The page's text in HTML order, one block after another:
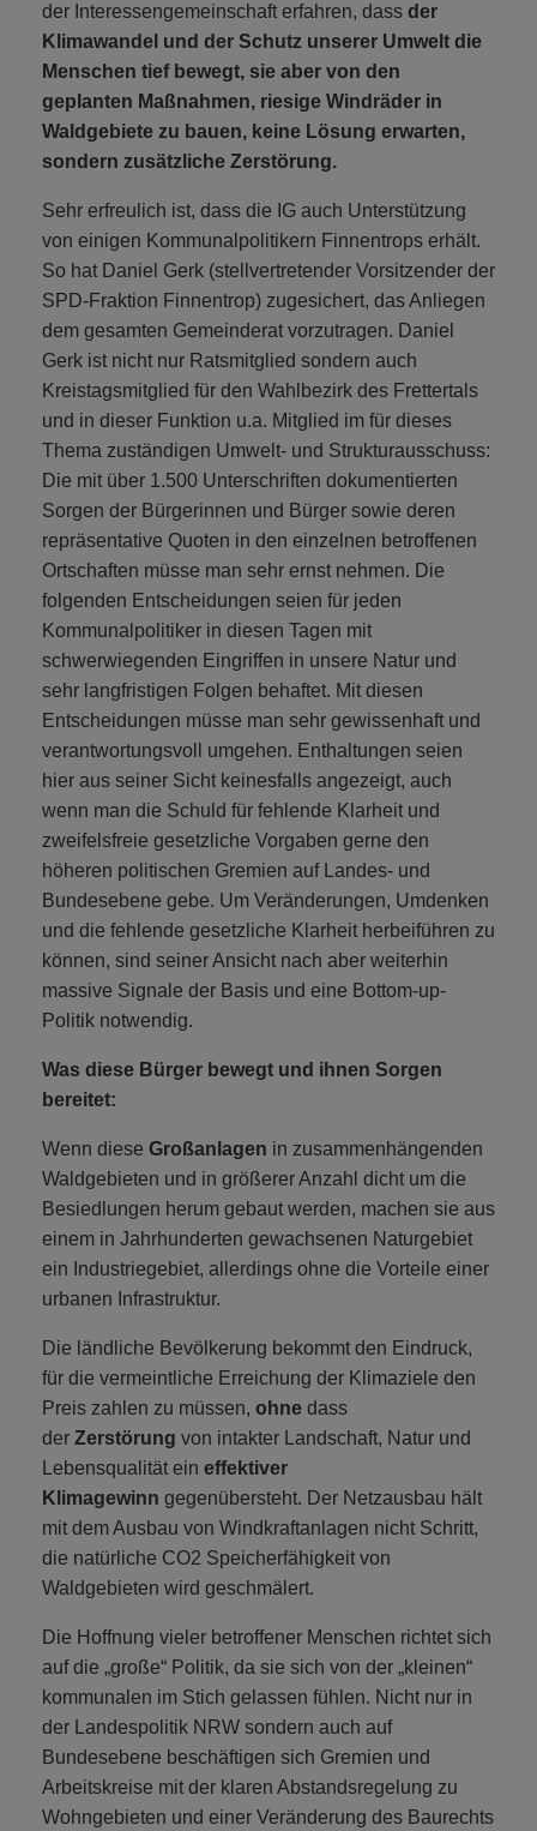
der Interessengemeinschaft erfahren, dass der
Klimawandel und der Schutz unserer Umwelt die
Menschen tief bewegt, sie aber von den
geplanten Maßnahmen, riesige Windräder in
Waldgebiete zu bauen, keine Lösung erwarten,
sondern zusätzliche Zerstörung.
Sehr erfreulich ist, dass die IG auch Unterstützung
von einigen Kommunalpolitikern Finnentrops erhält.
So hat Daniel Gerk (stellvertretender Vorsitzender der
SPD-Fraktion Finnentrop) zugesichert, das Anliegen
dem gesamten Gemeinderat vorzutragen. Daniel
Gerk ist nicht nur Ratsmitglied sondern auch
Kreistagsmitglied für den Wahlbezirk des Frettertals
und in dieser Funktion u.a. Mitglied im für dieses
Thema zuständigen Umwelt- und Strukturausschuss:
Die mit über 1.500 Unterschriften dokumentierten
Sorgen der Bürgerinnen und Bürger sowie deren
repräsentative Quoten in den einzelnen betroffenen
Ortschaften müsse man sehr ernst nehmen. Die
folgenden Entscheidungen seien für jeden
Kommunalpolitiker in diesen Tagen mit
schwerwiegenden Eingriffen in unsere Natur und
sehr langfristigen Folgen behaftet. Mit diesen
Entscheidungen müsse man sehr gewissenhaft und
verantwortungsvoll umgehen. Enthaltungen seien
hier aus seiner Sicht keinesfalls angezeigt, auch
wenn man die Schuld für fehlende Klarheit und
zweifelsfreie gesetzliche Vorgaben gerne den
höheren politischen Gremien auf Landes- und
Bundesebene gebe. Um Veränderungen, Umdenken
und die fehlende gesetzliche Klarheit herbeiführen zu
können, sind seiner Ansicht nach aber weiterhin
massive Signale der Basis und eine Bottom-up-
Politik notwendig.
Was diese Bürger bewegt und ihnen Sorgen
bereitet:
Wenn diese Großanlagen in zusammenhängenden
Waldgebieten und in größerer Anzahl dicht um die
Besiedlungen herum gebaut werden, machen sie aus
einem in Jahrhunderten gewachsenen Naturgebiet
ein Industriegebiet, allerdings ohne die Vorteile einer
urbanen Infrastruktur.
Die ländliche Bevölkerung bekommt den Eindruck,
für die vermeintliche Erreichung der Klimaziele den
Preis zahlen zu müssen, ohne dass
der Zerstörung von intakter Landschaft, Natur und
Lebensqualität ein effektiver
Klimagewinn gegenübersteht. Der Netzausbau hält
mit dem Ausbau von Windkraftanlagen nicht Schritt,
die natürliche CO2 Speicherfähigkeit von
Waldgebieten wird geschmälert.
Die Hoffnung vieler betroffener Menschen richtet sich
auf die „große“ Politik, da sie sich von der „kleinen“
kommunalen im Stich gelassen fühlen. Nicht nur in
der Landespolitik NRW sondern auch auf
Bundesebene beschäftigen sich Gremien und
Arbeitskreise mit der klaren Abstandsregelung zu
Wohngebieten und einer Veränderung des Baurechts